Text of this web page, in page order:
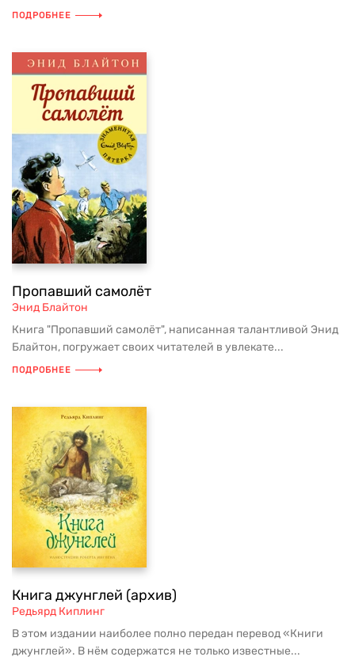
ПОДРОБНЕЕ
Пропавший самолёт
Энид Блайтон
Книга "Пропавший самолёт", написанная талантливой Энид
Блайтон, погружает своих читателей в увлекате...
ПОДРОБНЕЕ
Книга джунглей (архив)
Редьярд Киплинг
В этом издании наиболее полно передан перевод «Книги
джунглей». В нём содержатся не только известные...